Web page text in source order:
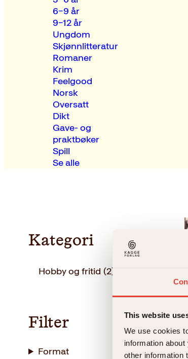
This website
We use cookies
information
other information
6–9 år
9–12 år
Ungdom
Skjønnlitteratur
Romaner
Krim
Feelgood
Norsk
Oversatt
Dikt
Gave- og
praktbøker
Spill
Se alle
Kategori
Hobby og fritid (2)
Filter
Format